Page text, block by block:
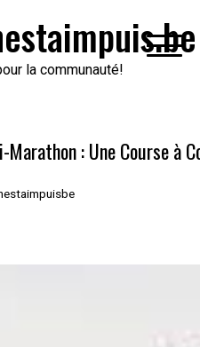
la communauté!
Marathon : Une Course à